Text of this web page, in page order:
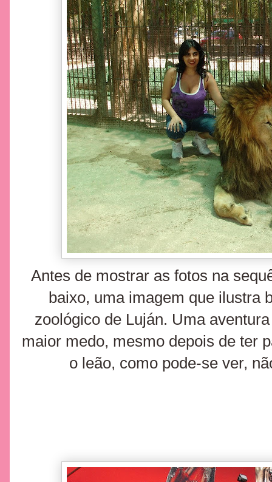
Antes de mostrar as fotos na
baixo, uma imagem que ilustra
zoológico de Luján. Uma
maior medo, mesmo depois de ter
o leão, como pode-se ver,